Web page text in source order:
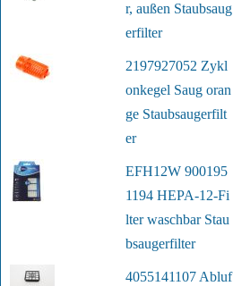
r, außen Staubsaug
erfilter
2197927052 Zykl
onkegel Saug oran
ge Staubsaugerfilt
er
EFH12W 900195
1194 HEPA-12-Fi
lter waschbar Stau
bsaugerfilter
4055141107 Abluf